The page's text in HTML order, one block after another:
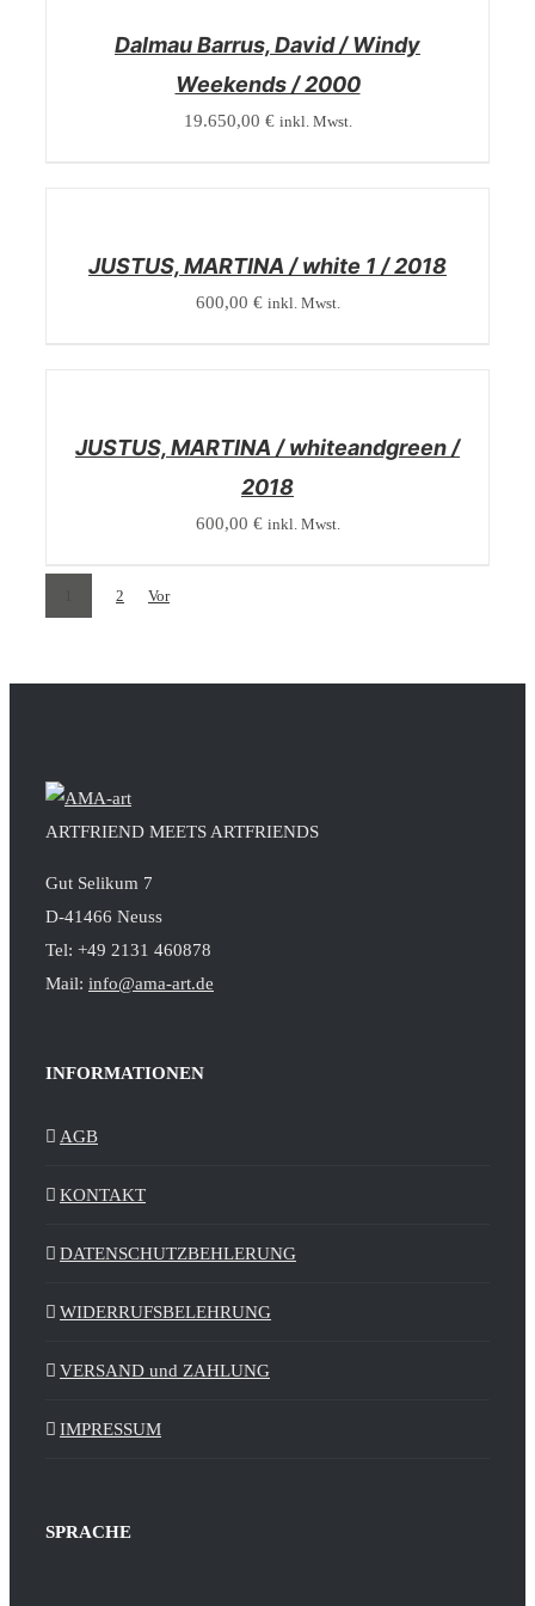
Dalmau Barrus, David / Windy
Weekends / 2000
19.650,00 € inkl. Mwst.
JUSTUS, MARTINA / white 1 / 2018
600,00 € inkl. Mwst.
JUSTUS, MARTINA / whiteandgreen /
2018
600,00 € inkl. Mwst.
2 Vor
ARTFRIEND MEETS ARTFRIENDS
Gut Selikum 7
D-41466 Neuss
Tel: +49 2131 460878
Mail: info@ama-art.de
INFORMATIONEN
AGB
KONTAKT
DATENSCHUTZBEHLERUNG
WIDERRUFSBELEHRUNG
VERSAND und ZAHLUNG
IMPRESSUM
SPRACHE